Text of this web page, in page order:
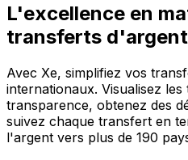
L'excellence en
transferts
Avec Xe, simplifiez vos
internationaux. Visualisez
transparence, obtenez des
suivez chaque transfert en
l'argent vers plus de 190